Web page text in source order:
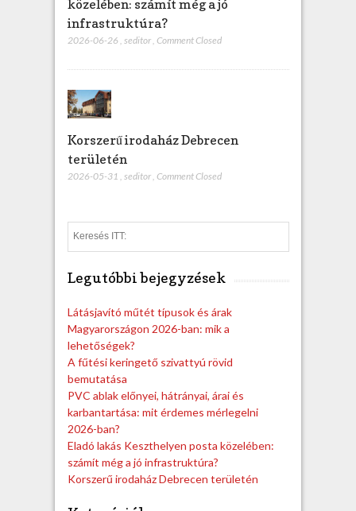
közelében: számít még a jó
infrastruktúra?
2026-06-26 seditor Comment Closed
Korszerű irodaház Debrecen
területén
2026-05-31 , seditor, Comment Closed
e
Legutóbbi bejegyzések
Látásjavító műtét típusok és árak
Magyarországon 2026-ban: mik a
lehetőségek?
A fűtési keringető szivattyú rövid
bemutatása
PVC ablak előnyei, hátrányai, árai és
karbantartása: mit érdemes mérlegelni
2026-ban?
Eladó lakás Keszthelyen posta közelében:
számít még a jó infrastruktúra?
Korszerű irodaház Debrecen területén